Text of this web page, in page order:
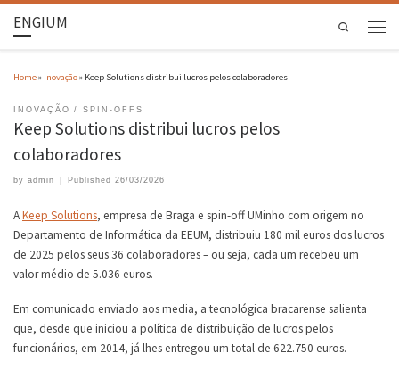
ENGIUM Search
Home» Inovação» Keep Solutions distribui lucros pelos colaboradores
INOVAÇÃO SPIN-OFFS
Keep Solutions distribui lucros pelos
colaboradores
by admin Published 26/03/2026
AKeep Solutions, empresa de Braga e spin-off UMinho com origem no
Departamento de Informática da EEUM, distribuiu 180 mil euros dos lucros
de 2025 pelos seus 36 colaboradores – ou seja, cada um recebeu um
valor médio de 5.036 euros.
Em comunicado enviado aos media, a tecnológica bracarense salienta
que, desde que iniciou a política de distribuição de lucros pelos
funcionários, em 2014, já lhes entregou um total de 622.750 euros.